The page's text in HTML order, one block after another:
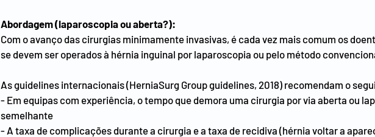
Abordagem (laparoscopia ou aberta?):
Com o avanço das cirurgias minimamente invasivas, é cada vez mais comum os
se devem ser operados à hérnia inguinal por laparoscopia ou pelo método
As guidelines internacionais (HerniaSurg Group guidelines, 2018) recomendam o
- Em equipas com experiência, o tempo que demora uma cirurgia por via aberta ou
semelhante
- A taxa de complicações durante a cirurgia e a taxa de recidiva (hérnia voltar a